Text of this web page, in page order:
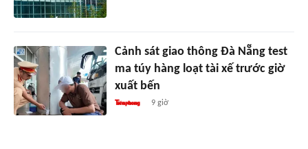
Cảnh sát giao thông Đà Nẵng test
ma túy hàng loạt tài xế trước giờ
xuất bến
9 giờ